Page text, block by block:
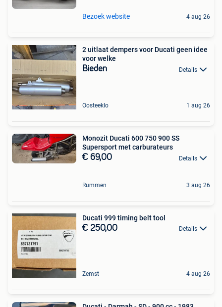
Bezoek website 4 aug 26
2 uitlaat dempers voor Ducati geen idee
voor welke
Bieden Details
Oosteeklo 1 aug 26
Monozit Ducati 600 750 900 SS
Supersport met carburateurs
€ 69,00 Details
Rummen 3 aug 26
Ducati 999 timing belt tool
€ 250,00 Details
Zemst 4 aug 26